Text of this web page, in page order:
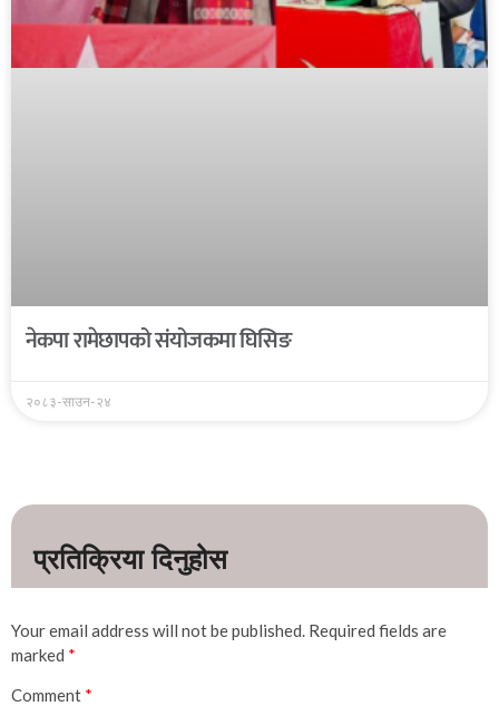
नेकपा रामेछापको संयोजकमा घिसिङ
२०८३-साउन-२४
Your email address will not be published. Required fields are
marked *
Comment *